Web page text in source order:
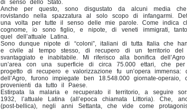
di senso dello Stato.
Anche per questo, sono disgustato da alcuni media
rovistando nella spazzatura al solo scopo di infangarmi.
una volta per tutte il senso delle mie parole. Come indica
cognome, io sono figlio, e nipote, di veneti immigrati,
quel dell’attuale Latina.
Sono dunque nipote di “coloni”, italiani di tutta Italia che
e civile al tempo stesso, di recupero di un territorio del
svantaggiato e inabitabile. Mi riferisco alla bonifica
un’area con una superficie di circa 75.000 ettari, che
progetto di recupero e valorizzazione fu un’opera
dell’Agro, furono impiegate ben 18.548.000 giornate-
provenienti da tutto il Paese.
Estirpata la malaria e recuperato il territorio, a seguire
1932, l’attuale Latina (all’epoca chiamata Littoria). Che,
(post-bellica), negli anni Settanta, che vide come